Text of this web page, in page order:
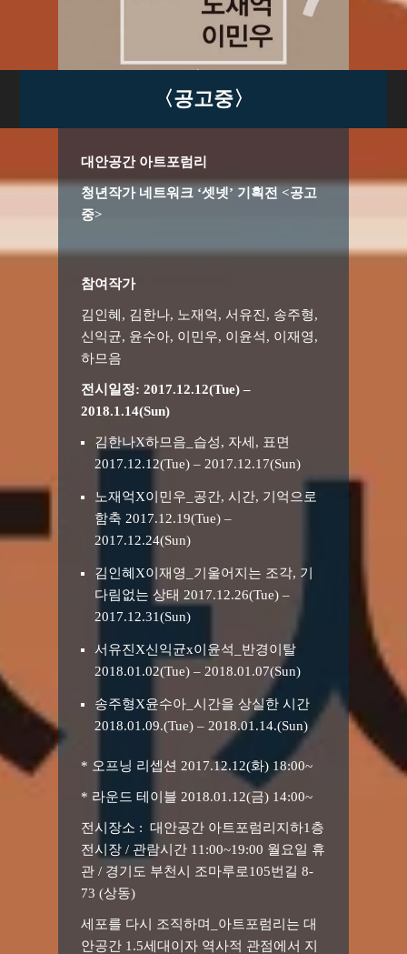
〈공고중〉
대안공간 아트포럼리
청년작가 네트워크 ‘셋넷’ 기획전 <공고
중>
참여작가
김인혜, 김한나, 노재억, 서유진, 송주형,
신익균, 윤수아, 이민우, 이윤석, 이재영,
하므음
전시일정: 2017.12.12(Tue) –
2018.1.14(Sun)
김한나X하므음_습성, 자세, 표면
2017.12.12(Tue) – 2017.12.17(Sun)
노재억X이민우_공간, 시간, 기억으로
함축 2017.12.19(Tue) –
2017.12.24(Sun)
김인혜X이재영_기울어지는 조각, 기
다림없는 상태 2017.12.26(Tue) –
2017.12.31(Sun)
서유진X신익균x이윤석_반경이탈
2018.01.02(Tue) – 2018.01.07(Sun)
송주형X윤수아_시간을 상실한 시간
2018.01.09.(Tue) – 2018.01.14.(Sun)
* 오프닝 리셉션 2017.12.12(화) 18:00~
* 라운드 테이블 2018.01.12(금) 14:00~
전시장소 : 대안공간 아트포럼리지하1층
전시장 / 관람시간 11:00~19:00 월요일 휴
관 / 경기도 부천시 조마루로105번길 8-
73 (상동)
세포를 다시 조직하며_아트포럼리는 대
안공간 1.5세대이자 역사적 관점에서 지